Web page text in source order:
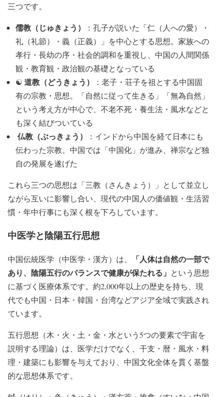
三つです。
儒教（じゅきょう）
：孔子が説いた「仁（人への愛）・
礼（礼節）・義（正義）」を中心とする思想。家族への
孝行・長幼の序・社会的調和を重視し、中国の人間関係
観・教育観・政治観の基礎となっている
☯️ 道教（どうきょう）
：老子・荘子を祖とする中国固
有の宗教・思想。「自然に従って生きる」「無為自然」
という考え方が中心で、不老不死・養生法・風水などと
も深く結びついている
仏教（ぶっきょう）
：インドから中国を経て日本にも
伝わった宗教。中国では「中国化」が進み、禅宗など独
自の発展を遂げた
これら三つの思想は「三教（さんきょう）」として並立し
ながら互いに影響し合い、現代の中国人の価値観・生活習
慣・年中行事にも深く根を下ろしています。
中医学と陰陽五行思想
中国伝統医学（中医学・漢方）は、
「人体は自然の一部で
あり、陰陽五行のバランスで健康が保たれる」 という思想
に基づく医療体系です。約2,000年以上の歴史を持ち、現
代でも中国・日本・韓国・台湾などアジア全域で実践され
ています。
五行思想（木・火・土・金・水という5つの要素で宇宙を
説明する理論）は、医学だけでなく、干支・暦・風水・料
理・建築にも影響を与えており、中国文化全体を貫く基盤
的な思想体系です。